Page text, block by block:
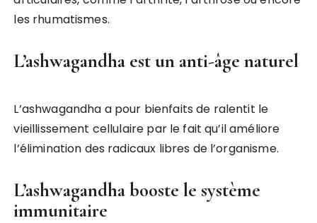
les rhumatismes.
L’ashwagandha est un anti-âge naturel
L’ashwagandha a pour bienfaits de ralentit le
vieillissement cellulaire par le fait qu’il améliore
l’élimination des radicaux libres de l’organisme.
L’ashwagandha booste le système
immunitaire